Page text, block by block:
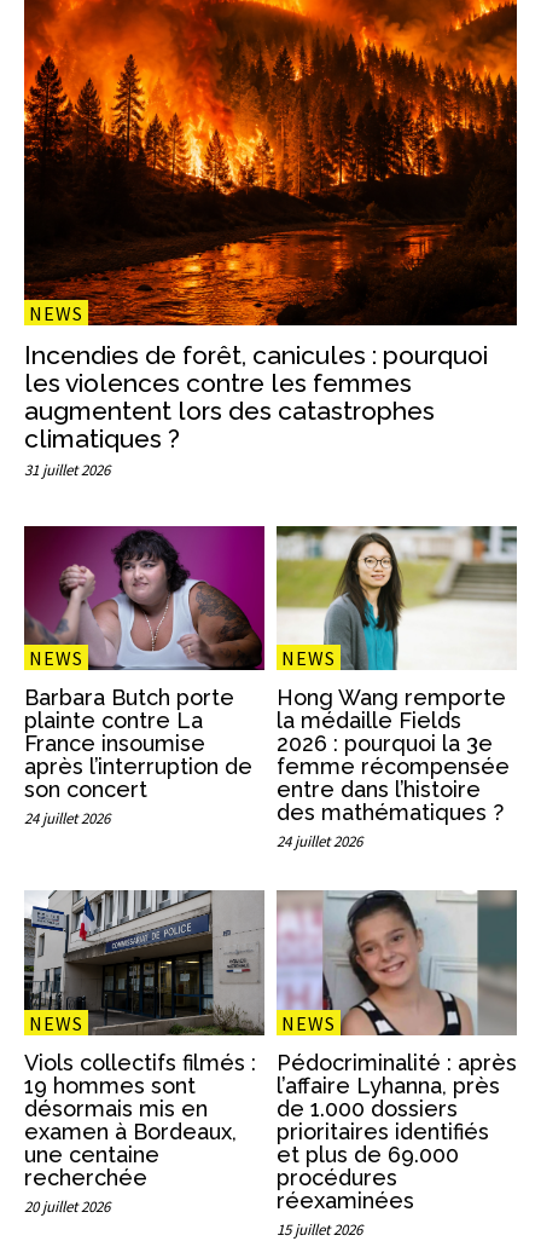
NEWS
Incendies de forêt, canicules : pourquoi
les violences contre les femmes
augmentent lors des catastrophes
climatiques ?
31 juillet 2026
NEWS
Barbara Butch porte
plainte contre La
France insoumise
après l’interruption de
son concert
24 juillet 2026
NEWS
Hong Wang remporte
la médaille Fields
2026 : pourquoi la 3e
femme récompensée
entre dans l’histoire
des mathématiques ?
24 juillet 2026
NEWS
Viols collectifs filmés :
19 hommes sont
désormais mis en
examen à Bordeaux,
une centaine
recherchée
20 juillet 2026
NEWS
Pédocriminalité : après
l’affaire Lyhanna, près
de 1.000 dossiers
prioritaires identifiés
et plus de 69.000
procédures
réexaminées
15 juillet 2026